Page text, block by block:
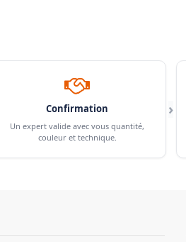
Confirmation
Un expert valide avec vous quantité,
couleur et technique.
›